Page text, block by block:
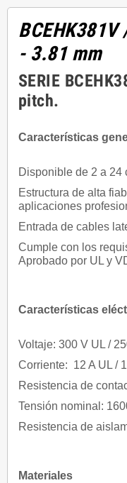
BCEHK381V
- 3.81 mm
SERIE
pitch.
Características
Disponible de 2 a 24
Estructura de alta
aplicaciones
Entrada de cables
Cumple con los
Aprobado por UL y
Características
Voltaje: 300 V UL /
Corriente: 12 A UL /
Resistencia de
Tensión nominal:
Resistencia de
Materiales